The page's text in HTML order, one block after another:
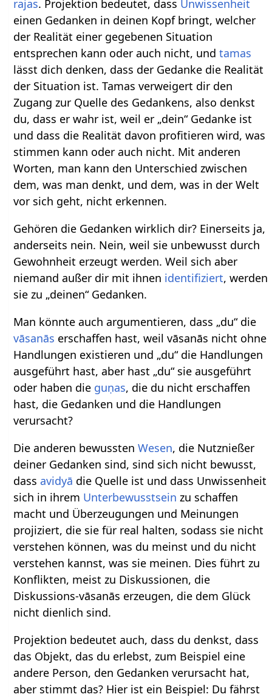
rajas. Projektion bedeutet, dass Unwissenheit
einen Gedanken in deinen Kopf bringt, welcher
der Realität einer gegebenen Situation
entsprechen kann oder auch nicht, undtamas
lässt dich denken, dass der Gedanke die Realität
der Situation ist. Tamas verweigert dir den
Zugang zur Quelle des Gedankens, also denkst
du, dass er wahr ist, weil er „dein“ Gedanke ist
und dass die Realität davon profitieren wird, was
stimmen kann oder auch nicht. Mit anderen
Worten, man kann den Unterschied zwischen
dem, was man denkt, und dem, was in der Welt
vor sich geht, nicht erkennen.
Gehören die Gedanken wirklich dir? Einerseits ja,
anderseits nein. Nein, weil sie unbewusst durch
Gewohnheit erzeugt werden. Weil sich aber
niemand außer dir mit ihnen identifiziert, werden
sie zu „deinen“ Gedanken.
Man könnte auch argumentieren, dass „du“ die
vāsanās erschaffen hast, weil vāsanās nicht ohne
Handlungen existieren und „du“ die Handlungen
ausgeführt hast, aber hast „du“ sie ausgeführt
oder haben die guṇas, die du nicht erschaffen
hast, die Gedanken und die Handlungen
verursacht?
Die anderen bewusstenWesen, die Nutznießer
deiner Gedanken sind, sind sich nicht bewusst,
dass avidyā die Quelle ist und dass Unwissenheit
sich in ihrem Unterbewusstsein zu schaffen
macht und Überzeugungen und Meinungen
projiziert, die sie für real halten, sodass sie nicht
verstehen können, was du meinst und du nicht
verstehen kannst, was sie meinen. Dies führt zu
Konflikten, meist zu Diskussionen, die
Diskussions-vāsanās erzeugen, die dem Glück
nicht dienlich sind.
Projektion bedeutet auch, dass du denkst, dass
das Objekt, das du erlebst, zum Beispiel eine
andere Person, den Gedanken verursacht hat,
aber stimmt das? Hier ist ein Beispiel: Du fährst